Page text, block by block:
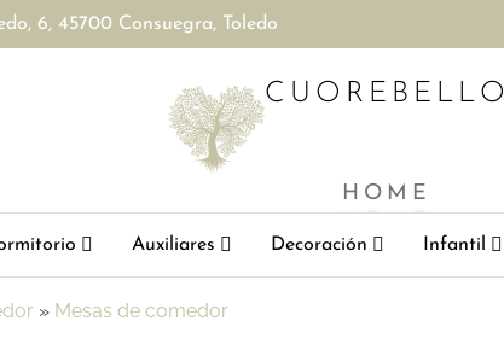
6, 45700 Consuegra, Toledo
HOME
CUOREBELLO
Auxiliares Decoración Infantil
» Mesas de comedor